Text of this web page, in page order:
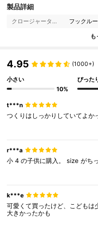
製品詳細
クロージャータイプ: フックル
も
4.95 (1000+)
小さい
10%
ぴった
t***n
つくりはしっかりしていてよか
r***a
小4の子供に購入。sizeがち
k***e
可愛くて買ったけど、こどもは
大きかったかも